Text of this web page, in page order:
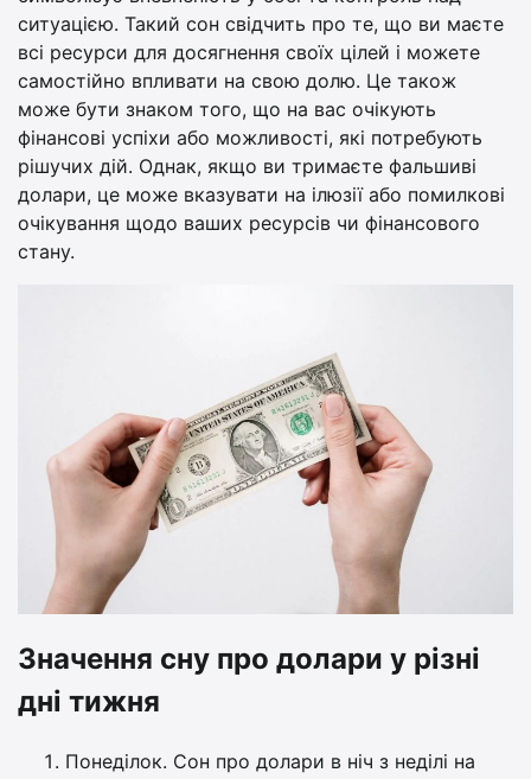
ситуацією. Такий сон свідчить про те, що ви маєте
всі ресурси для досягнення своїх цілей і можете
самостійно впливати на свою долю. Це також
може бути знаком того, що на вас очікують
фінансові успіхи або можливості, які потребують
рішучих дій. Однак, якщо ви тримаєте фальшиві
долари, це може вказувати на ілюзії або помилкові
очікування щодо ваших ресурсів чи фінансового
стану.
Значення сну про долари у різні
дні тижня
Понеділок. Сон про долари в ніч з неділі на